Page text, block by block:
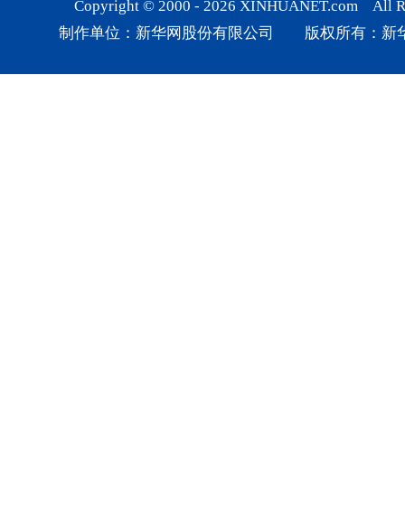
Copyright © 2000 - 2026 XINHUANET.com All
制作单位：新华网股份有限公司 版权所有：新